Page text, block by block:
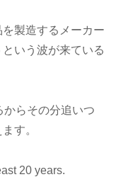
製造するメーカー
いう波が来ている
らその分追いつ
す。
20 years.